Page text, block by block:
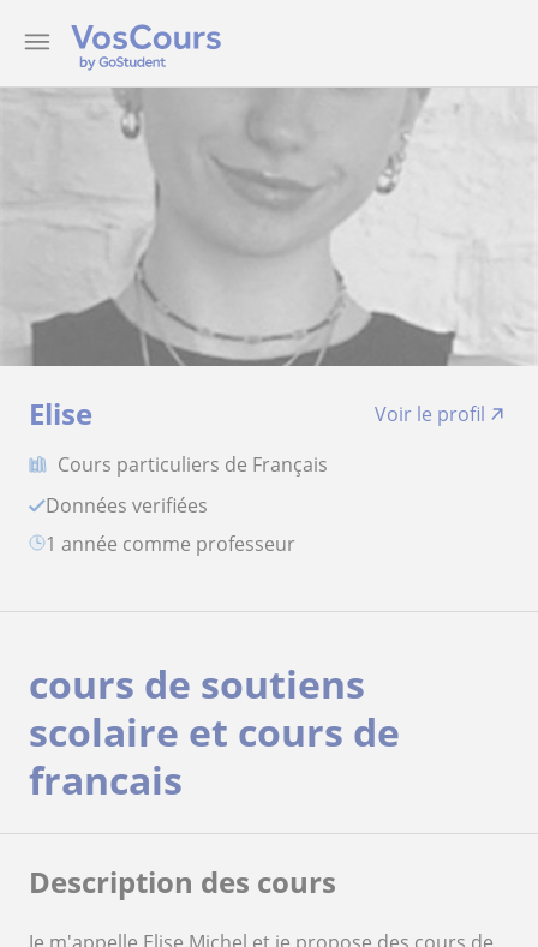
Elise
Voir le profil
Cours particuliers de Français
Données verifiées
1 année comme professeur
cours de soutiens
scolaire et cours de
francais
Description des cours